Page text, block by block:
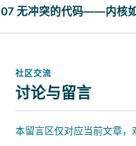
07 无冲突的代码——内核
社区交流
讨论与留言
本留言区仅对应当前文章